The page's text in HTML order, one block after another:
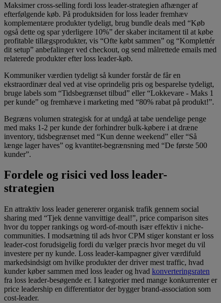
Maksimer cross-selling fordi loss leader-strategien afhænger af
efterfølgende køb. På produktsiden for loss leader fremhæv
komplementære produkter tydeligt, brug bundle deals med “Køb
også dette og spar yderligere 10%” der skaber incitament til at købe
profitable tillægsprodukter, vis “Ofte købt sammen” og “Komplettér
dit setup” anbefalinger ved checkout, og send målrettede emails med
relaterede produkter efter loss leader-køb.
Kommuniker værdien tydeligt så kunder forstår de får en
ekstraordinær deal ved at vise oprindelig pris og besparelse tydeligt,
bruge labels som “Tidsbegrænset tilbud” eller “Lokkevare - Maks 1
per kunde” og fremhæve i marketing med “80% rabat på produkt!”.
Begræns volumen strategisk for at undgå at tabe uendelige penge
med maks 1-2 per kunde der forhindrer bulk-købere i at dræne
inventory, tidsbegrænset med “Kun denne weekend” eller “Så
længe lager haves” og kvantitet-begrænsning med “De første 500
kunder”.
Fordele og risici ved loss leader-
strategien
En attraktiv loss leader genererer organisk trafik gennem social
sharing med “Tjek denne vanvittige deal!”, price comparison sites
hvor du topper rankings og word-of-mouth især effektiv i niche-
communities. I modsætning til ads hvor CPM stiger konstant er loss
leader-cost forudsigelig fordi du vælger præcis hvor meget du vil
investere per ny kunde. Loss leader-kampagner giver værdifuld
markedsindsigt om hvilke produkter der driver mest traffic, hvad
kunder køber sammen med loss leader og hvad konverteringsraten
fra loss leader-besøgende er. I kategorier med mange konkurrenter er
price leadership en differentiator der bygger brand-association som
cost-leader.